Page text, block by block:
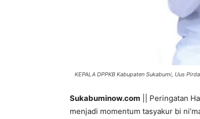
KEPALA DPPKB Kabupaten Sukabumi, Uus
Sukabuminow.com || Peringatan
menjadi momentum tasyakur bi